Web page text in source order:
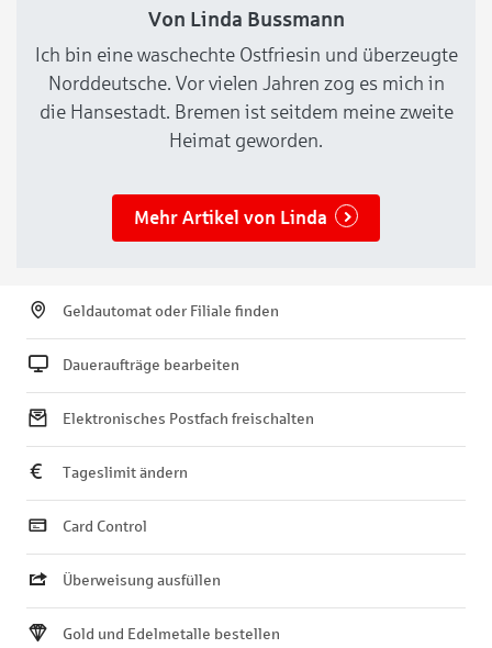
Von Linda Bussmann
Ich bin eine waschechte Ostfriesin und überzeugte
Norddeutsche. Vor vielen Jahren zog es mich in
die Hansestadt. Bremen ist seitdem meine zweite
Heimat geworden.
Mehr Artikel von Linda
Geldautomat oder Filiale finden
Daueraufträge bearbeiten
Elektronisches Postfach freischalten
Tageslimit ändern
Card Control
Überweisung ausfüllen
Gold und Edelmetalle bestellen